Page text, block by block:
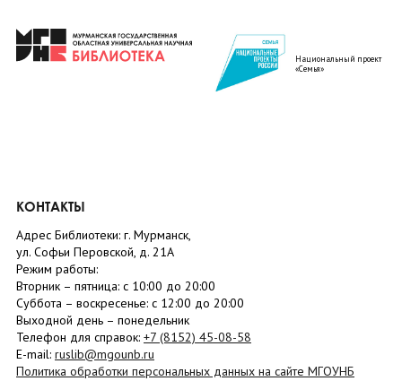
Национальный проект
«Семья»
КОНТАКТЫ
Адрес Библиотеки: г. Мурманск,
ул. Софьи Перовской, д. 21А
Режим работы:
Вторник – пятница: с 10:00 до 20:00
Суббота – воскресенье: c 12:00 до 20:00
Выходной день – понедельник
Телефон для справок: +7 (8152) 45-08-58
E-mail: ruslib@mgounb.ru
Политика обработки персональных данных на сайте МГОУНБ